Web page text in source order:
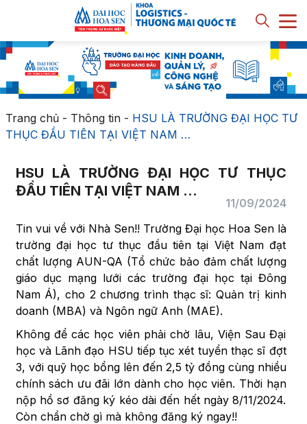
Trang chủ- Thông tin- HSU LÀ TRƯỜNG ĐẠI HỌC TƯ
THỤC ĐẦU TIÊN TẠI VIỆT NAM …
HSU LÀ TRƯỜNG ĐẠI HỌC TƯ THỤC
ĐẦU TIÊN TẠI VIỆT NAM …
11/09/2024
Tin vui về với Nhà Sen!! Trường Đại học Hoa Sen là
trường đại học tư thục đầu tiên tại Việt Nam đạt
chất lượng AUN-QA (Tổ chức bảo đảm chất lượng
giáo dục mạng lưới các trường đại học tại Đông
Nam Á), cho 2 chương trình thạc sĩ: Quản trị kinh
doanh (MBA) và Ngôn ngữ Anh (MAE).
Không để các học viên phải chờ lâu, Viện Sau Đại
học và Lãnh đạo HSU tiếp tục xét tuyển thạc sĩ đợt
3, với quỹ học bổng lên đến 2,5 tỷ đồng cùng nhiều
chính sách ưu đãi lớn dành cho học viên. Thời hạn
nộp hồ sơ đăng ký kéo dài đến hết ngày 8/11/2024.
Còn chần chờ gì mà không đăng ký ngay!!